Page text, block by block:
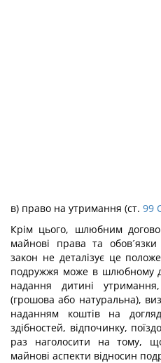
в) право на утримання (ст. 99
Крім цього, шлюбним
майнові права та
закон не деталізує це
подружжя може в шлюбному
надання дитині
(грошова або натуральна),
наданням коштів на
здібностей, відпочинку,
раз наголосити на тому,
майнові аспекти відносин